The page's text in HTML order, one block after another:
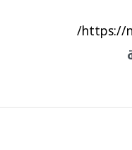
https://